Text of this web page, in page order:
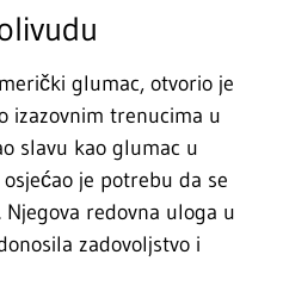
glumac, otvorio je
izazovnim trenucima u
slavu kao glumac u
je potrebu da se
redovna uloga u
zadovoljstvo i